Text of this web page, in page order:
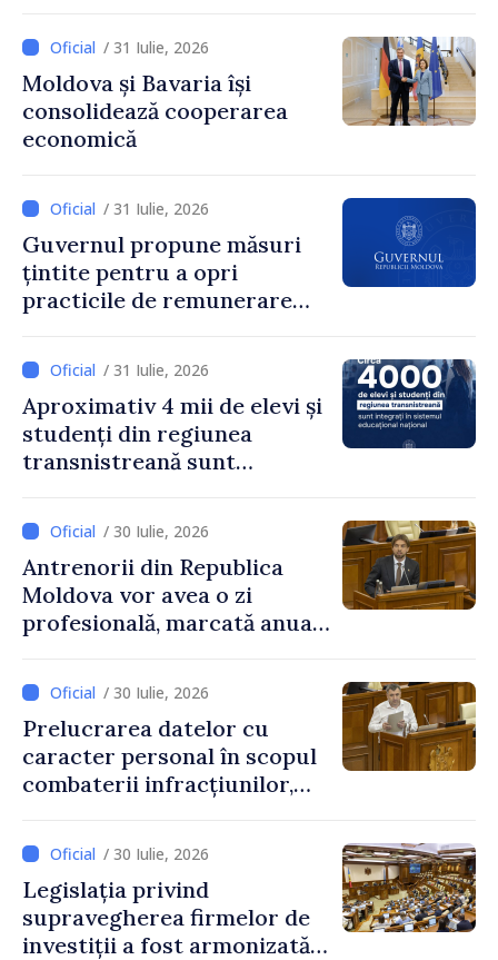
Guvernului, Alexei Buzu:
„85,5% dintre primării au
inițiat procesul. Le
mulțumim aleșilor locali
pentru că au pus pe primul
dezvoltar
/ 31 Iulie, 2026
Moldova și Bavaria își
consolidează cooperarea
economică
/ 31 Iulie, 2026
Guvernul propune măsuri
țintite pentru a opri
practicile de remunerare
/ 31 Iulie, 2026
Aproximativ 4 mii de elevi și
studenți din regiunea
transnistreană sunt
educațional național
/ 30 Iulie, 2026
Antrenorii din Republica
Moldova vor avea o zi
profesională, marcată anual
/ 30 Iulie, 2026
Prelucrarea datelor cu
caracter personal în scopul
combaterii infracțiunilor,
/ 30 Iulie, 2026
Legislația privind
supravegherea firmelor de
investiții a fost armonizată